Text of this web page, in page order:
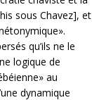
sous Chavez], et
qu’ils ne le
logique de
au
dynamique